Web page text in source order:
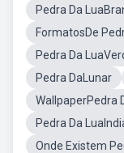
Pedra Da
FormatosDe
Pedra Da
Pedra DaLunar
WallpaperPedra
Pedra Da
Onde Existem